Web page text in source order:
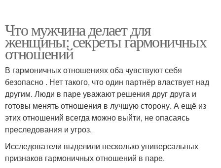
Что мужчина делает для
женщины: секреты гармоничных
отношений
В гармоничных отношениях оба чувствуют себя
безопасно . Нет такого, что один партнёр властвует над
другим. Люди в паре уважают решения друг друга и
готовы менять отношения в лучшую сторону. А ещё из
этих отношений всегда можно выйти, не опасаясь
преследования и угроз.
Исследователи выделили несколько универсальных
признаков гармоничных отношений в паре.